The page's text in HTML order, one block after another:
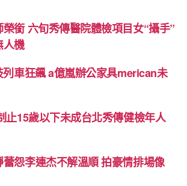
銜 六旬秀傳醫院體檢項目女“攝手”
人機
車狂飆 a億嵐辦公家具merican未
止15歲以下未成台北秀傳健檢年人
怨李連杰不解溫順 拍豪情排場像